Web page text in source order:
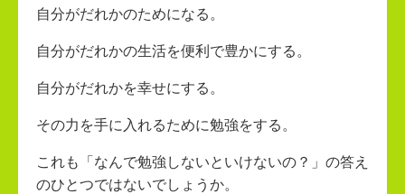
自分がだれかのためになる。
自分がだれかの生活を便利で豊かにする。
自分がだれかを幸せにする。
その力を手に入れるために勉強をする。
これも「なんで勉強しないといけないの？」の答え
のひとつではないでしょうか。